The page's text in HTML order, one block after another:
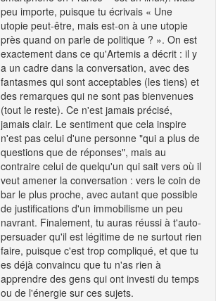
peu importe, puisque tu écrivais « Une
utopie peut-être, mais est-on à une utopie
près quand on parle de politique ? ». On est
exactement dans ce qu'Artemis a décrit : il y
a un cadre dans la conversation, avec des
fantasmes qui sont acceptables (les tiens) et
des remarques qui ne sont pas bienvenues
(tout le reste). Ce n'est jamais précisé,
jamais clair. Le sentiment que cela inspire
n'est pas celui d'une personne "qui a plus de
questions que de réponses", mais au
contraire celui de quelqu'un qui sait vers où il
veut amener la conversation : vers le coin de
bar le plus proche, avec autant que possible
de justifications d'un immobilisme un peu
navrant. Finalement, tu auras réussi à t'auto-
persuader qu'il est légitime de ne surtout rien
faire, puisque c'est trop compliqué, et que tu
es déjà convaincu que tu n'as rien à
apprendre des gens qui ont investi du temps
ou de l'énergie sur ces sujets.